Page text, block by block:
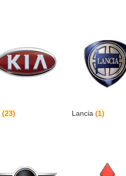
(23) Lancia (1)